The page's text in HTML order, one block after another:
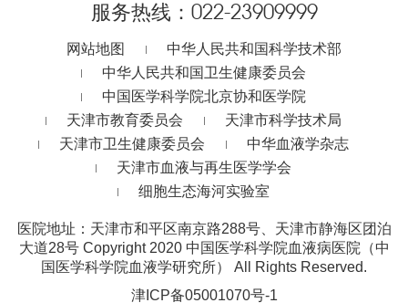
服务热线： 022-23909999
网站地图
中华人民共和国科学技术部
中华人民共和国卫生健康委员会
中国医学科学院北京协和医学院
天津市教育委员会
天津市科学技术局
天津市卫生健康委员会
中华血液学杂志
天津市血液与再生医学学会
细胞生态海河实验室
医院地址：天津市和平区南京路288号、天津市静海区团泊
大道28号 Copyright 2020 中国医学科学院血液病医院（中
国医学科学院血液学研究所） All Rights Reserved.
津ICP备05001070号-1